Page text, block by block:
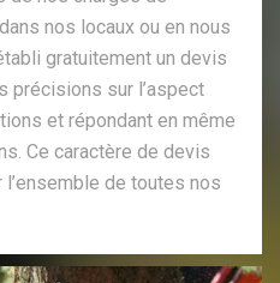
nos locaux ou en nous
gratuitement un devis
précisions sur l’aspect
et répondant en même
Ce caractère de devis
de toutes nos